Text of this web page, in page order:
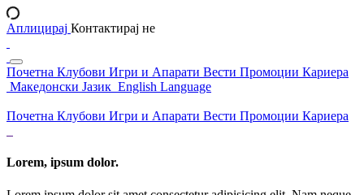
Аплицирај Контактирај не
Почетна Клубови Игри и Апарати Вести Промоции Кариера
Македонски Јазик English Language
Почетна Клубови Игри и Апарати Вести Промоции Кариера
Lorem, ipsum dolor.